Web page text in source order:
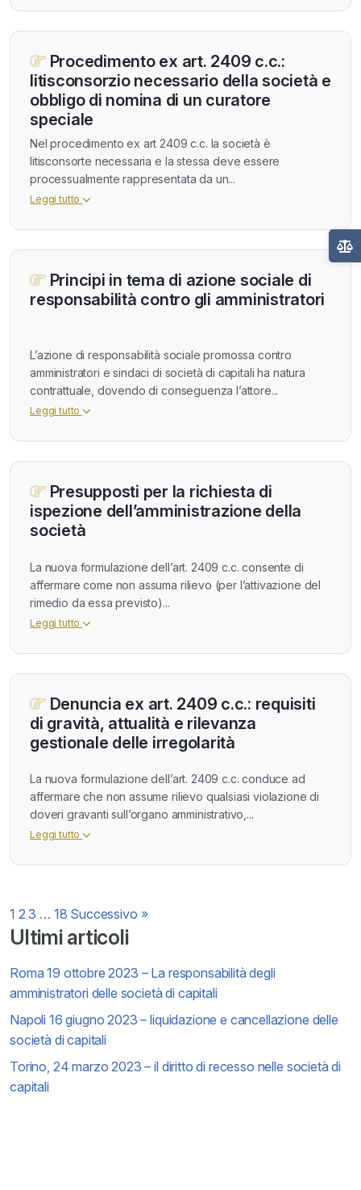
Ultimi articoli
Roma 19 ottobre 2023 – La responsabilità degli
amministratori delle società di capitali
Napoli 16 giugno 2023 – liquidazione e cancellazione delle
società di capitali
Torino, 24 marzo 2023 – il diritto di recesso nelle società di
capitali
Procedimento ex art. 2409 c.c.:
litisconsorzio necessario della società e
obbligo di nomina di un curatore
speciale
Nel procedimento ex art 2409 c.c. la società è
litisconsorte necessaria e la stessa deve essere
processualmente rappresentata da un...
Leggi tutto
Principi in tema di azione sociale di
responsabilità contro gli amministratori
L’azione di responsabilità sociale promossa contro
amministratori e sindaci di società di capitali ha natura
contrattuale, dovendo di conseguenza l’attore...
Leggi tutto
Presupposti per la richiesta di
ispezione dell’amministrazione della
società
La nuova formulazione dell’art. 2409 c.c. consente di
affermare come non assuma rilievo (per l’attivazione del
rimedio da essa previsto)...
Leggi tutto
Denuncia ex art. 2409 c.c.: requisiti
di gravità, attualità e rilevanza
gestionale delle irregolarità
La nuova formulazione dell’art. 2409 c.c. conduce ad
affermare che non assume rilievo qualsiasi violazione di
doveri gravanti sull’organo amministrativo,...
Leggi tutto
Paginazione
degli
articoli
1 2 3 … 18 Successivo »